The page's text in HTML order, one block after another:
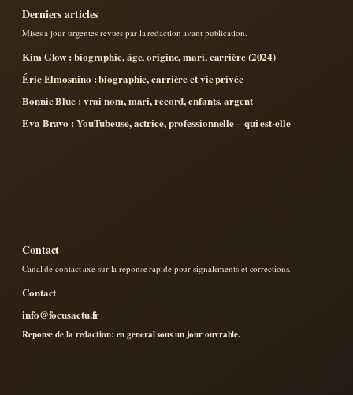
Derniers articles
Mises a jour urgentes revues par la redaction avant publication.
Kim Glow : biographie, âge, origine, mari, carrière (2024)
Éric Elmosnino : biographie, carrière et vie privée
Bonnie Blue : vrai nom, mari, record, enfants, argent
Eva Bravo : YouTubeuse, actrice, professionnelle – qui est-elle
Contact
Canal de contact axe sur la reponse rapide pour signalements et corrections.
Contact
info@focusactu.fr
Reponse de la redaction: en general sous un jour ouvrable.